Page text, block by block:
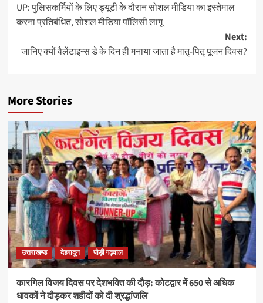
UP: पुलिसकर्मियों के लिए ड्यूटी के दौरान सोशल मीडिया का इस्तेमाल
करना प्रतिबंधित, सोशल मीडिया पॉलिसी लागू
Next:
जानिए क्यों वैलेंटाइन्स डे के दिन ही मनाया जाता है मातृ-पितृ पूजन दिवस?
More Stories
उत्तराखण्ड देहरादून पौड़ी गढ़वाल
कारगिल विजय दिवस पर देशभक्ति की दौड़: कोटद्वार में 650 से अधिक
धावकों ने दौड़कर शहीदों को दी श्रद्धांजलि